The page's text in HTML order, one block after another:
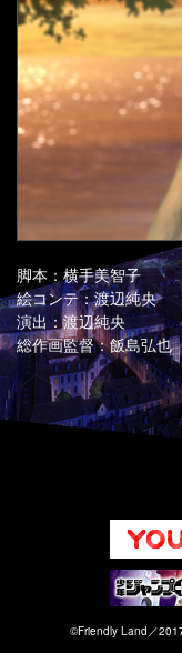
脚本：横手美智子
絵コンテ：渡辺純央
演出：渡辺純央
総作画監督：飯島弘
©Friendly Land／